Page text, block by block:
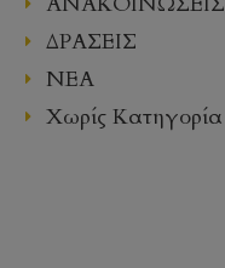
ΔΡΑΣΕΙΣ
ΝΕΑ
Χωρίς Κατηγορία